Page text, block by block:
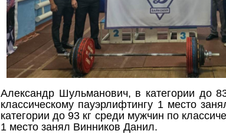
Александр Шульманович, в категории до
классическому пауэрлифтингу 1 место
категории до 93 кг среди мужчин по
1 место занял Винников Данил.